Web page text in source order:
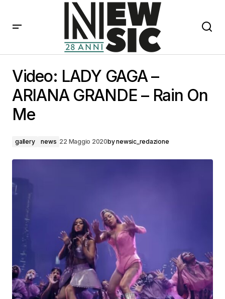
Video: LADY GAGA –
ARIANA GRANDE – Rain On
Me
gallery news 22 Maggio 2020bynewsic_redazione